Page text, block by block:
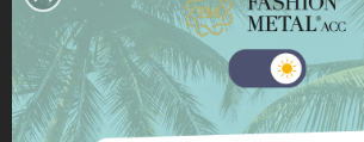
+ AÑADIR AL
COMPRAR AHORA
Este sitio web utiliza cookies propias y
para mejorar nuestros servicios y
publicidad relacionada con sus